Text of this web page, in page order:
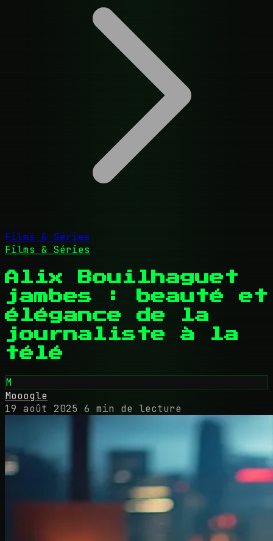
Films & Séries
Films & Séries
Alix Bouilhaguet
jambes : beauté et
élégance de la
journaliste à la
télé
M
Mooogle
19 août 2025 6 min de lecture